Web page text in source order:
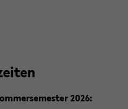
2026: